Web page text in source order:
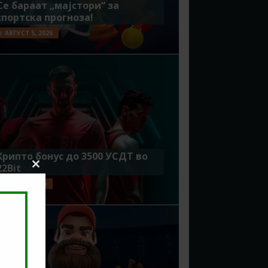
бараат „мајстори“ за
прогноза!
АВГУСТ 5, 2026
бонус до 3500 УСДТ во
ЈУЛИ 29, 2026
Close
this
module